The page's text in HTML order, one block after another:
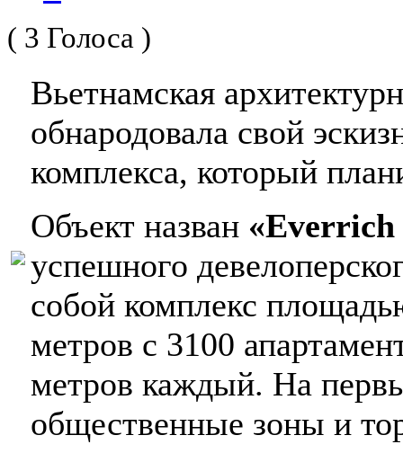
( 3 Голоса )
Вьетнамская
обнародовала свой
комплекса, который
Объект назван «Everrich
успешного
собой комплекс
метров с 3100
метров каждый. На
общественные зоны и